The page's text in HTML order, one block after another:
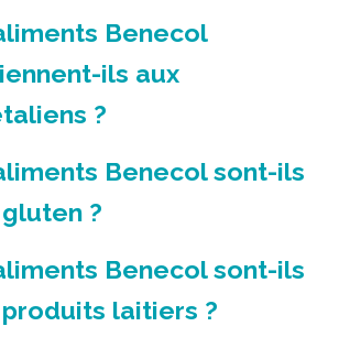
Benecol
ils aux
?
Benecol sont-ils
?
Benecol sont-ils
laitiers ?